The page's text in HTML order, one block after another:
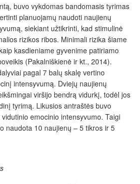
buvo vykdomas bandomasis tyrimas
planuojamų naudoti naujienų
siekiant užtikrinti, kad stimulinė
rizikos ribos. Minimali rizika šiame
kasdieniame gyvenime patiriamo
(Pakalniškienė ir kt., 2014).
pagal 7 balų skalę vertino
intensyvumą. Dviejų naujienų
viršijo bendrą vidurkį, todėl jos
tyrimą. Likusios antraštės buvo
emocinio intensyvumo. Taigi
naudota 10 naujienų – 5 tikros ir 5